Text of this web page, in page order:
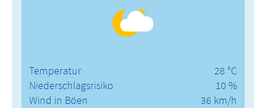
Temperatur
Niederschlagsrisiko
Wind in Böen
28 °C
10 %
36 km/h